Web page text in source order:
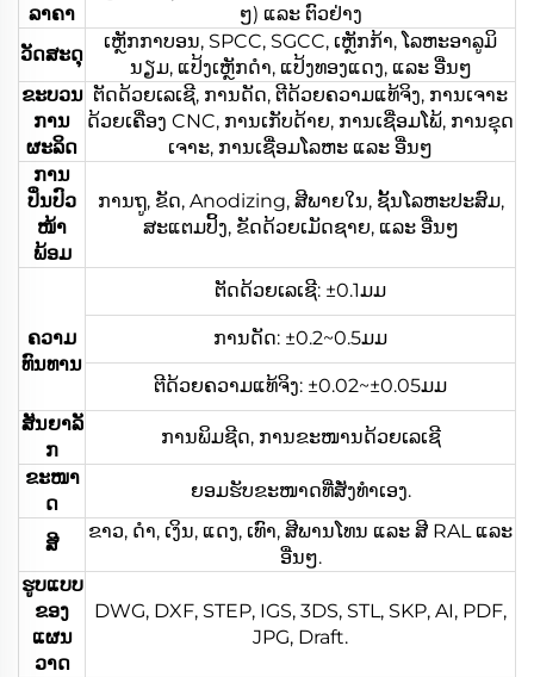
ລາຄາ
ໆ) ແລະ ຕົວຢ່າງ
ວັດສະດຸ
ເຫຼັກກາບອນ, SPCC, SGCC, ເຫຼັກກ້າ, ໂລຫະອາລູມິ
ນຽມ, ແປ້ງເຫຼັກດຳ, ແປ້ງທອງແດງ, ແລະ ອື່ນໆ
ຂະບວນ
ການ
ຜະລິດ
ຕັດດ້ວຍເລເຊີ, ການດັດ, ຕີດ້ວຍຄວາມແທ້ຈິງ, ການເຈາະ
ດ້ວຍເຄື່ອງ CNC, ການເກັບດ້າຍ, ການເຊື່ອມໂພ້, ການຂຸດ
ເຈາະ, ການເຊື່ອມໂລຫະ ແລະ ອື່ນໆ
ການ
ປິ່ນປົວ
ໜ້າ
ພ້ອມ
ການຖູ, ຂັດ, Anodizing, ສີພາຍໃນ, ຊັ້ນໂລຫະປະສົມ,
ສະແຕມປິ້ງ, ຂັດດ້ວຍເມັດຊາຍ, ແລະ ອື່ນໆ
ຄວາມ
ທົນທານ
ຕັດດ້ວຍເລເຊີ: ±0.1ມມ
ການດັດ: ±0.2~0.5ມມ
ຕີດ້ວຍຄວາມແທ້ຈິງ: ±0.02~±0.05ມມ
ສັນຍາລັ
ກ
ການພິມຊີດ, ການຂະໜານດ້ວຍເລເຊີ
ຂະໜາ
ດ
ຍອມຮັບຂະໜາດທີ່ສັ່ງທຳເອງ.
ສີ
ຂາວ, ດຳ, ເງິນ, ແດງ, ເທົາ, ສີພານໂທນ ແລະ ສີ RAL ແລະ
ອື່ນໆ.
ຮູບແບບ
ຂອງ
ແຜນ
ວາດ
DWG, DXF, STEP, IGS, 3DS, STL, SKP, AI, PDF,
JPG, Draft.